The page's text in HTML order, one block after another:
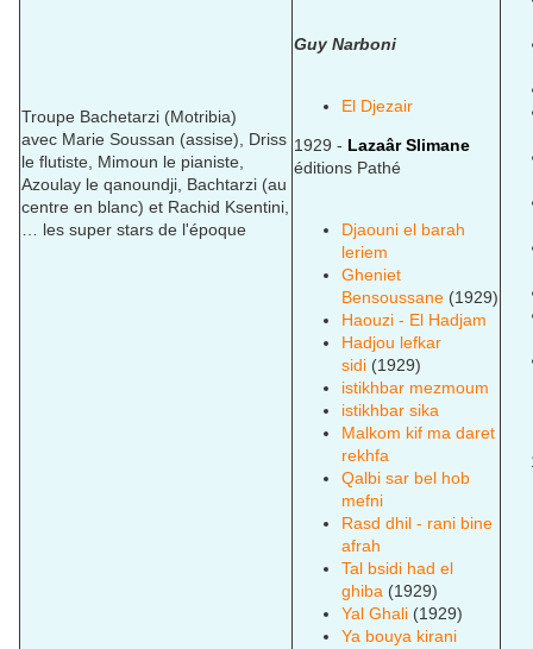
Troupe Bachetarzi (Motribia)
avec Marie Soussan (assise), Driss
le flutiste, Mimoun le pianiste,
Azoulay le qanoundji, Bachtarzi (au
centre en blanc) et Rachid Ksentini,
… les super stars de l'époque
Guy Narboni
El Djezair
1929 - Lazaâr Slimane
éditions Pathé
Djaouni el barah
leriem
Gheniet
Bensoussane (1929)
Haouzi - El Hadjam
Hadjou lefkar
sidi (1929)
istikhbar mezmoum
istikhbar sika
Malkom kif ma daret
rekhfa
Qalbi sar bel hob
mefni
Rasd dhil - rani bine
afrah
Tal bsidi had el
ghiba (1929)
Yal Ghali (1929)
Ya bouya kirani